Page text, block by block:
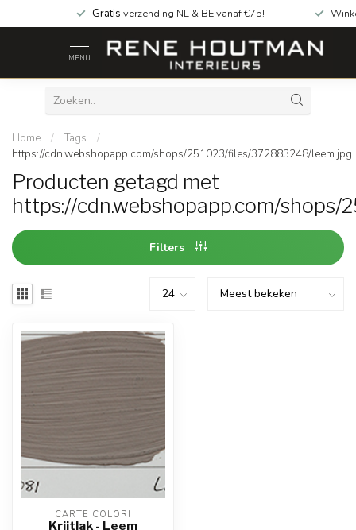
Gratis verzending NL & BE vanaf €75!
MENU
Home / Tags
/
https://cdn.webshopapp.com/shops/251023/files/372883248/leem.jpg
Producten getagd met
https://cdn.webshopapp.com/
Filters
CARTE COLORI
Krijtlak - Leem